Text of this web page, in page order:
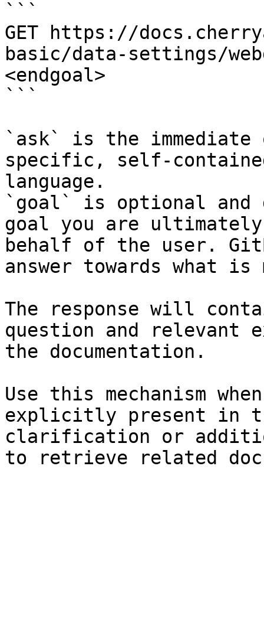
```
GET https://
basic/data-settings/
<endgoal>
```
`ask` is the
specific, self-
language.
`goal` is optional and
goal you are
behalf of the user.
answer towards what
The response will
question and relevant
the documentation.
Use this mechanism
explicitly present in
clarification or